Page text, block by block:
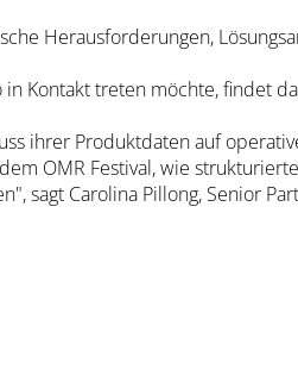
Herausforderungen,
Kontakt treten möchte, findet
ihrer Produktdaten auf
OMR Festival, wie
sagt Carolina Pillong, Senior